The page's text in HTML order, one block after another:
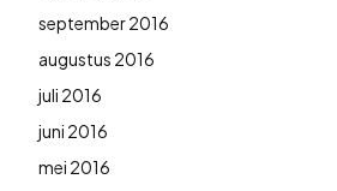
september 2016
augustus 2016
juli 2016
juni 2016
mei 2016